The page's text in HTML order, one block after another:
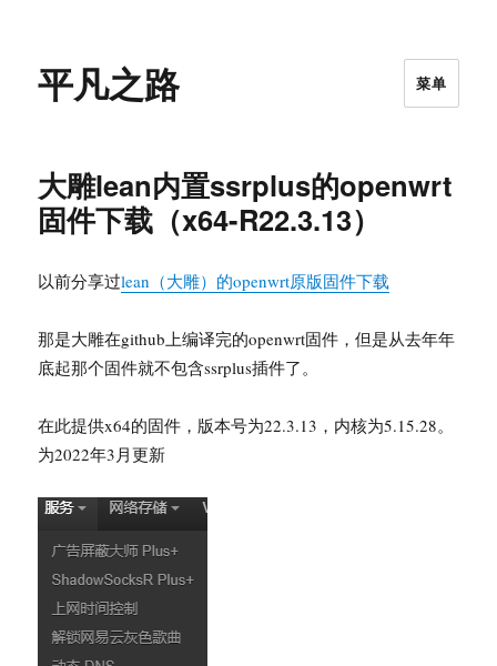
平凡之路 菜单
大雕lean内置ssrplus的openwrt
固件下载（x64-R22.3.13）
以前分享过lean（大雕）的openwrt原版固件下载
那是大雕在github上编译完的openwrt固件，但是从去年年
底起那个固件就不包含ssrplus插件了。
在此提供x64的固件，版本号为22.3.13，内核为5.15.28。
为2022年3月更新